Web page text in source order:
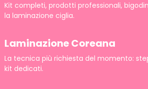
Kit completi, prodotti professionali,
la laminazione ciglia.
Laminazione Coreana
La tecnica più richiesta del momento:
kit dedicati.